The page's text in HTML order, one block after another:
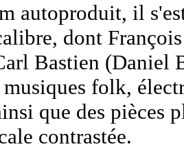
autoproduit, il
dont
Bastien (Daniel
musiques folk,
que des pièces
contrastée.